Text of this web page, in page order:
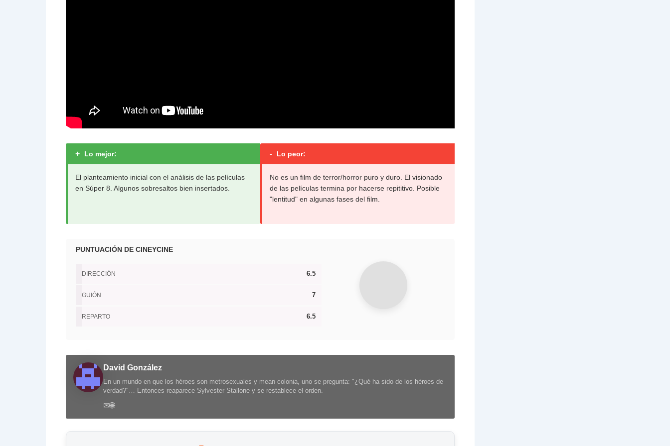
+ Lo mejor:
El planteamiento inicial con el análisis de las películas
en Súper 8. Algunos sobresaltos bien insertados.
- Lo peor:
No es un film de terror/horror puro y duro. El visionado
de las películas termina por hacerse repititivo. Posible
"lentitud" en algunas fases del film.
PUNTUACIÓN DE CINEYCINE
DIRECCIÓN 6.5
GUIÓN 7
REPARTO 6.5
David González
En un mundo en que los héroes son metrosexuales y mean colonia, uno se pregunta: "¿Qué ha sido de los héroes de
verdad?"… Entonces reaparece Sylvester Stallone y se restablece el orden.
✉🌐